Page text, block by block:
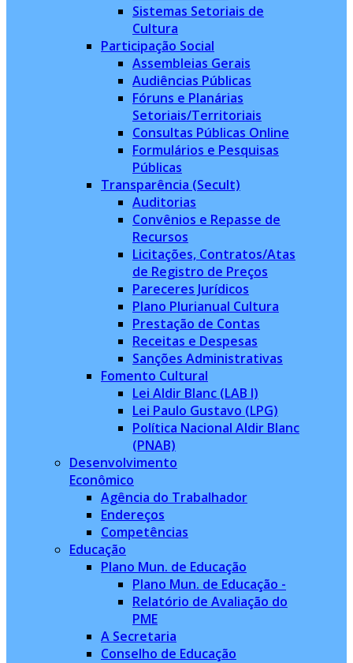
Sistemas Setoriais de
Cultura
Participação Social
Assembleias Gerais
Audiências Públicas
Fóruns e Planárias
Setoriais/Territoriais
Consultas Públicas Online
Formulários e Pesquisas
Públicas
Transparência (Secult)
Auditorias
Convênios e Repasse de
Recursos
Licitações, Contratos/Atas
de Registro de Preços
Pareceres Jurídicos
Plano Plurianual Cultura
Prestação de Contas
Receitas e Despesas
Sanções Administrativas
Fomento Cultural
Lei Aldir Blanc (LAB I)
Lei Paulo Gustavo (LPG)
Política Nacional Aldir Blanc
(PNAB)
Desenvolvimento
Econômico
Agência do Trabalhador
Endereços
Competências
Educação
Plano Mun. de Educação
Plano Mun. de Educação -
Relatório de Avaliação do
PME
A Secretaria
Conselho de Educação